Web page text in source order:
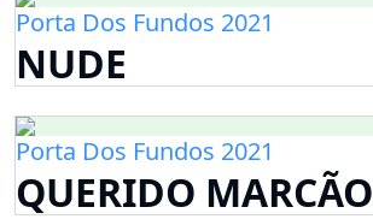
Porta Dos Fundos 2021
NUDE
Porta Dos Fundos 2021
QUERIDO MARCÃO